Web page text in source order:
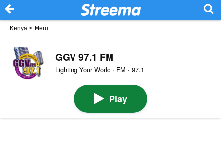
Kenya > Meru
GGV 97.1 FM
Lighting Your World · FM · 97.1
Play